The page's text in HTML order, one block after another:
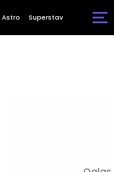
Astro Superstav